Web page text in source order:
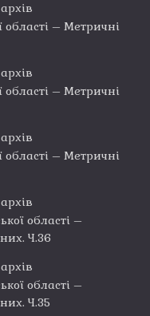
області – Метричні
області – Метричні
області – Метричні
області –
Ч.36
області –
Ч.35